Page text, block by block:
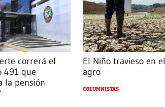
correrá el
491 que
la pensión
El Niño travieso en el
agro
COLUMNISTAS